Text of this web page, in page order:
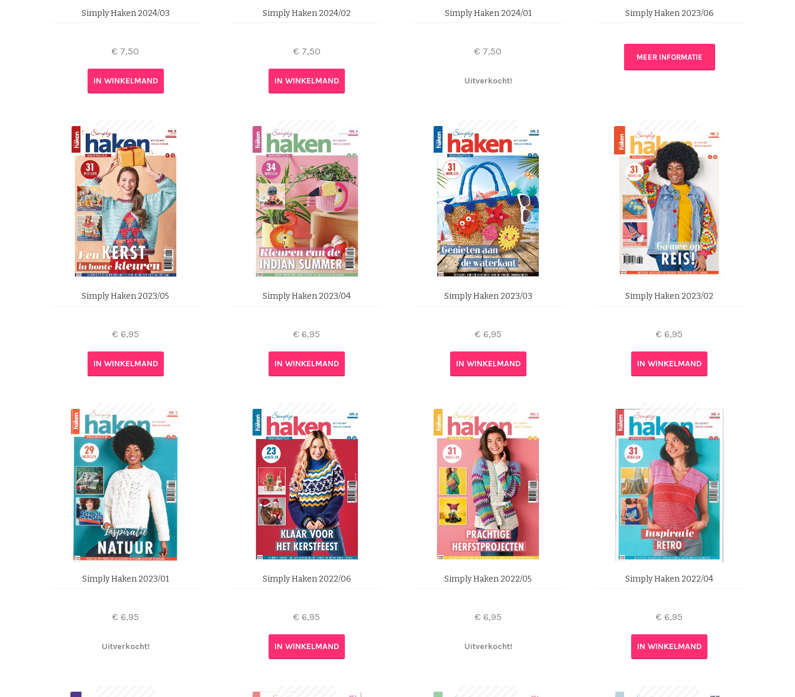
Simply Haken 2024/03
€ 7,50
IN WINKELMAND
Simply Haken 2024/02
€ 7,50
IN WINKELMAND
Simply Haken 2024/01
€ 7,50
Uitverkocht!
Simply Haken 2023/06
MEER INFORMATIE
Simply Haken 2023/05
€ 6,95
IN WINKELMAND
Simply Haken 2023/04
€ 6,95
IN WINKELMAND
Simply Haken 2023/03
€ 6,95
IN WINKELMAND
Simply Haken 2023/02
€ 6,95
IN WINKELMAND
Simply Haken 2023/01
€ 6,95
Uitverkocht!
Simply Haken 2022/06
€ 6,95
IN WINKELMAND
Simply Haken 2022/05
€ 6,95
Uitverkocht!
Simply Haken 2022/04
€ 6,95
IN WINKELMAND